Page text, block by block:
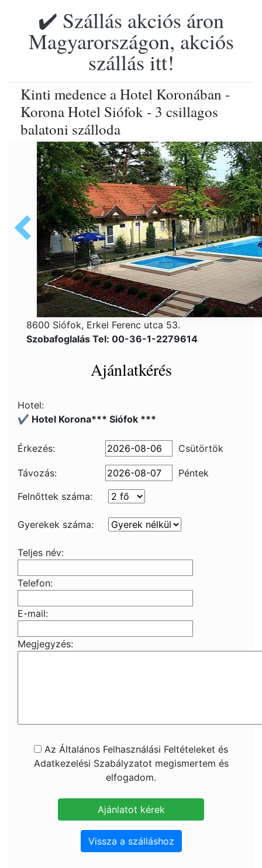
✔️ Szállás akciós áron
Magyarországon, akciós
szállás itt!
Kinti medence a Hotel Koronában -
Korona Hotel Siófok - 3 csillagos
balatoni szálloda
8600 Siófok, Erkel Ferenc utca 53.
Szobafoglalás Tel: 00-36-1-2279614
Ajánlatkérés
Hotel:
✔️ Hotel Korona*** Siófok ***
Érkezés: Csütörtök
Távozás:
Péntek
Felnőttek száma:
Gyerekek száma:
Teljes név:
Telefon:
E-mail:
Megjegyzés:
Az Általános Felhasználási Feltételeket és
Adatkezelési Szabályzatot megismertem és
elfogadom.
Vissza a szálláshoz